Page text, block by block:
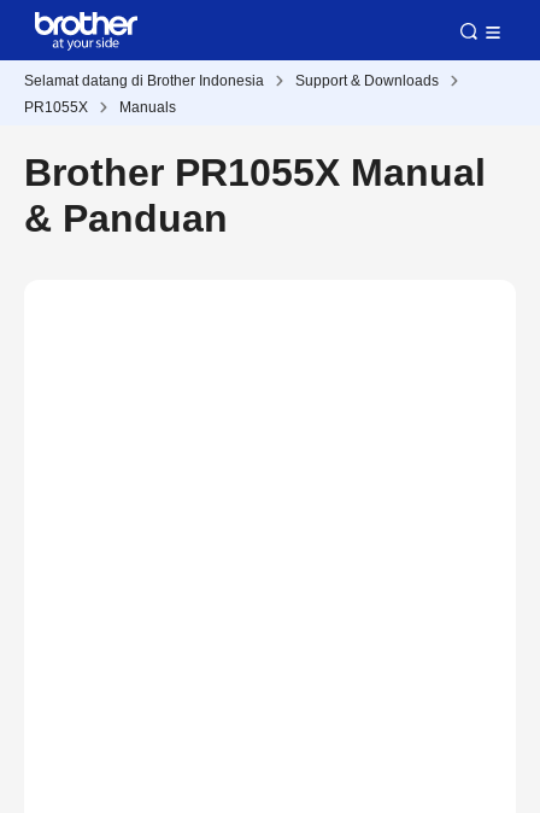
Selamat datang di Brother Indonesia
Support & Downloads
PR1055X
Manuals
Brother PR1055X Manual
& Panduan